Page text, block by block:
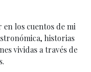
en los cuentos de mi
historias
vividas a través de